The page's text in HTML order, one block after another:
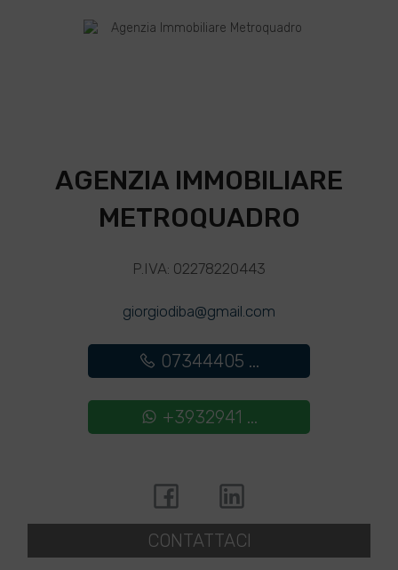
AGENZIA IMMOBILIARE
METROQUADRO
P.IVA: 02278220443
giorgiodiba@gmail.com
07344405 ...
+3932941 ...
CONTATTACI